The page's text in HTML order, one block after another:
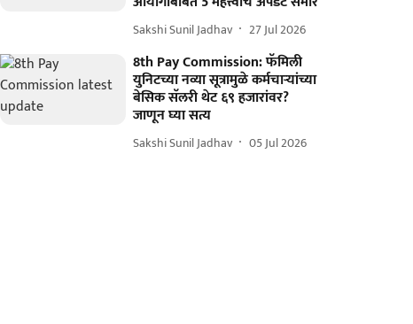
Sakshi Sunil Jadhav 27 Jul 2026
8th Pay Commission: फॅमिली
युनिटच्या नव्या सूत्रामुळे कर्मचाऱ्यांच्या
बेसिक सॅलरी थेट ६९ हजारांवर?
जाणून घ्या सत्य
Sakshi Sunil Jadhav 05 Jul 2026